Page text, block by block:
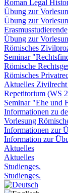
Roman Legal
Übung zur
Übung zur
Erasmusstudierende
Übung zur
Römisches
Seminar
Römische
Römisches
Aktuelles
Repetitorium (WS
Seminar "Ehe und
Informationen zu
Vorlesung
Informationen zur
Information zur
Aktuelles
Aktuelles
Studienges.
Studienges.